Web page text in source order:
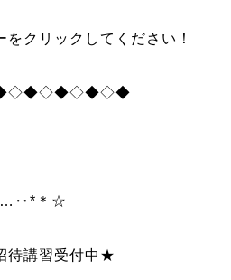
クリックしてください！
…‥*＊☆
待講習受付中★